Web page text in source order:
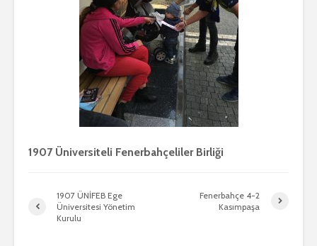
1907 Üniversiteli Fenerbahçeliler Birliği
1907 ÜNİFEB Ege
Üniversitesi Yönetim
Kurulu
Fenerbahçe 4-2
Kasımpaşa